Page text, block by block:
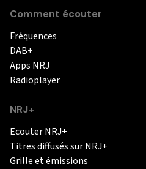
Comment écouter
Fréquences
DAB+
Apps NRJ
Radioplayer
NRJ+
Ecouter NRJ+
Titres diffusés sur NRJ+
Grille et émissions